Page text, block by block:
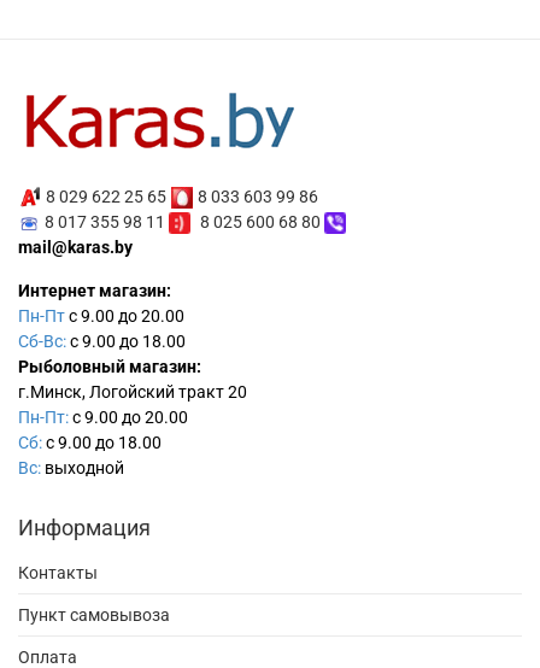
8 029 622 25 65
8 033 603 99 86
8 017 355 98 11
8 025 600 68 80
mail@karas.by
Интернет магазин:
Пн-Птс 9.00 до 20.00
Сб-Вс:с 9.00 до 18.00
Рыболовный магазин:
г.Минск, Логойский тракт 20
Пн-Пт:с 9.00 до 20.00
Сб:с 9.00 до 18.00
Вс: выходной
Информация
Контакты
Пункт самовывоза
Оплата